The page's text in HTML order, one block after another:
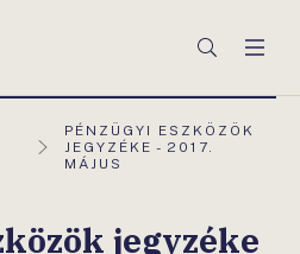
Keresés
AKTUÁLIS
OLDAL:
PÉNZÜGYI ESZKÖZÖK
JEGYZÉKE - 2017.
MÁJUS
jegyzéke